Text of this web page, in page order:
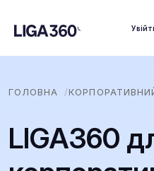
ГОЛОВНА
LIGA360